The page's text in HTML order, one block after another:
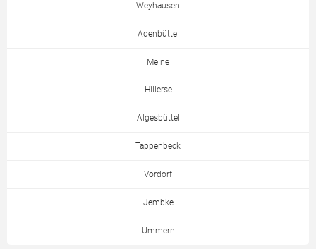
Weyhausen
Adenbüttel
Meine
Hillerse
Algesbüttel
Tappenbeck
Vordorf
Jembke
Ummern